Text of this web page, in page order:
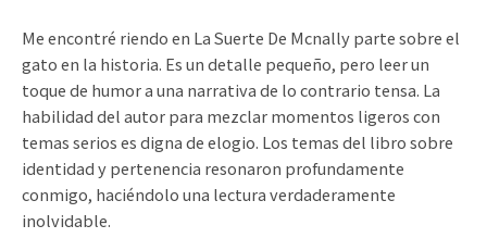
Me encontré riendo en La Suerte De Mcnally parte sobre el
gato en la historia. Es un detalle pequeño, pero leer un
toque de humor a una narrativa de lo contrario tensa. La
habilidad del autor para mezclar momentos ligeros con
temas serios es digna de elogio. Los temas del libro sobre
identidad y pertenencia resonaron profundamente
conmigo, haciéndolo una lectura verdaderamente
inolvidable.